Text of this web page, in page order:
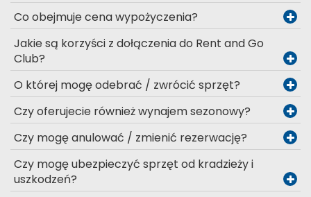
Co obejmuje cena wypożyczenia?
Jakie są korzyści z dołączenia do Rent and Go
Club?
O której mogę odebrać / zwrócić sprzęt?
Czy oferujecie również wynajem sezonowy?
Czy mogę anulować / zmienić rezerwację?
Czy mogę ubezpieczyć sprzęt od kradzieży i
uszkodzeń?